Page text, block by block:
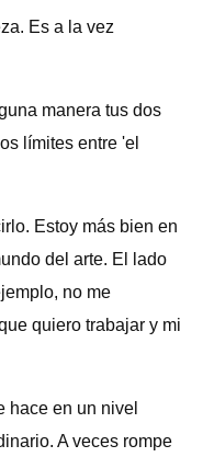
Es a la vez
manera tus dos
límites entre 'el
Estoy más bien en
del arte. El lado
no me
quiero trabajar y mi
hace en un nivel
A veces rompe